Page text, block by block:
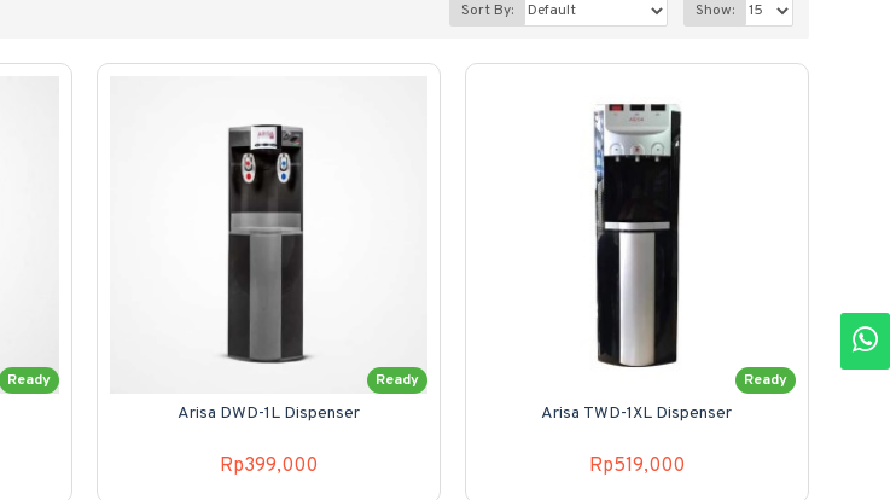
Sort By: Show:
Ready Ready
Arisa DWD-1L Dispenser
Rp399,000
Ready
Arisa TWD-1XL Dispenser
Rp519,000